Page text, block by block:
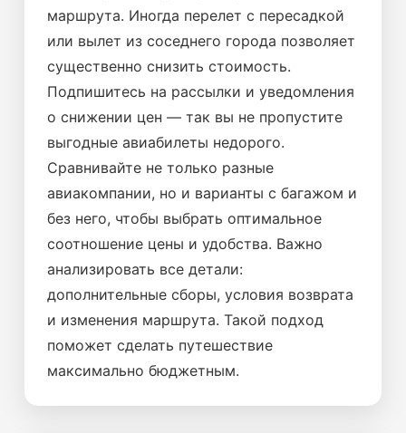
маршрута. Иногда перелет с пересадкой
или вылет из соседнего города позволяет
существенно снизить стоимость.
Подпишитесь на рассылки и уведомления
о снижении цен — так вы не пропустите
выгодные авиабилеты недорого.
Сравнивайте не только разные
авиакомпании, но и варианты с багажом и
без него, чтобы выбрать оптимальное
соотношение цены и удобства. Важно
анализировать все детали:
дополнительные сборы, условия возврата
и изменения маршрута. Такой подход
поможет сделать путешествие
максимально бюджетным.